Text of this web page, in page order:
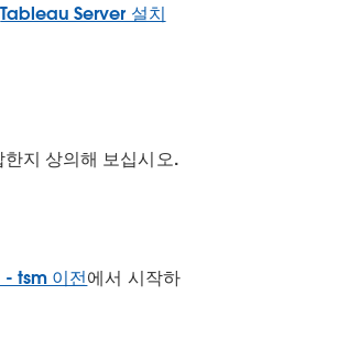
Tableau Server 설치
지 상의해 보십시오.
- tsm 이전에서 시작하